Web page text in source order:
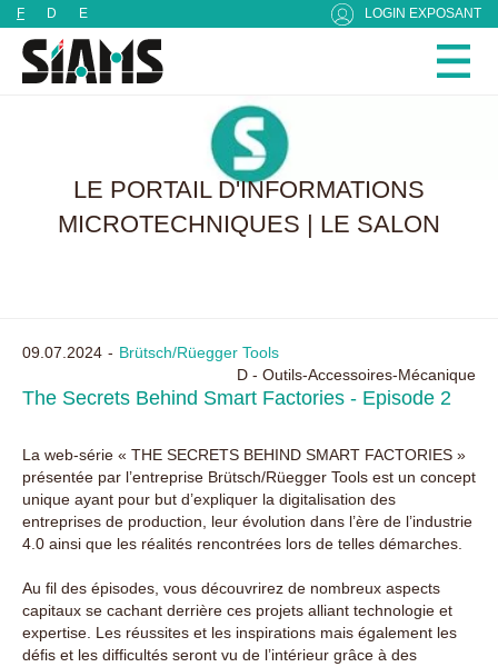
F D E LOGIN EXPOSANT
LE PORTAIL D'INFORMATIONS
MICROTECHNIQUES | LE SALON
09.07.2024
Brütsch/Rüegger Tools
D - Outils-Accessoires-Mécanique
The Secrets Behind Smart Factories - Episode 2
La web-série « THE SECRETS BEHIND SMART FACTORIES »
présentée par l’entreprise Brütsch/Rüegger Tools est un concept
unique ayant pour but d’expliquer la digitalisation des
entreprises de production, leur évolution dans l’ère de l’industrie
4.0 ainsi que les réalités rencontrées lors de telles démarches.
Au fil des épisodes, vous découvrirez de nombreux aspects
capitaux se cachant derrière ces projets alliant technologie et
expertise. Les réussites et les inspirations mais également les
défis et les difficultés seront vu de l’intérieur grâce à des
Panneau de gestion des cookies